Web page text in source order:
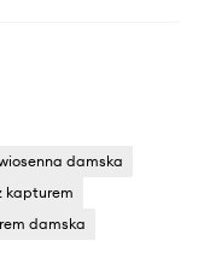
damska
kapturem
damska